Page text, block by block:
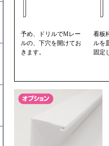
予め、ドリルでMレー
ルの、下穴を開けてお
きます。
看板
ルを
固定